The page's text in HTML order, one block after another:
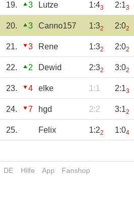
19. 3 Lutze 1:43 2:13
20. 3 Canno157 1:32 2:02
21. 3 Rene 1:32 2:02
22. 2 Dewid 2:32 3:02
23. 4 elke 1:1 2:13
24. 7 hgd 2:2 3:12
25. Felix 1:22 1:04
DE Hilfe App Fanshop